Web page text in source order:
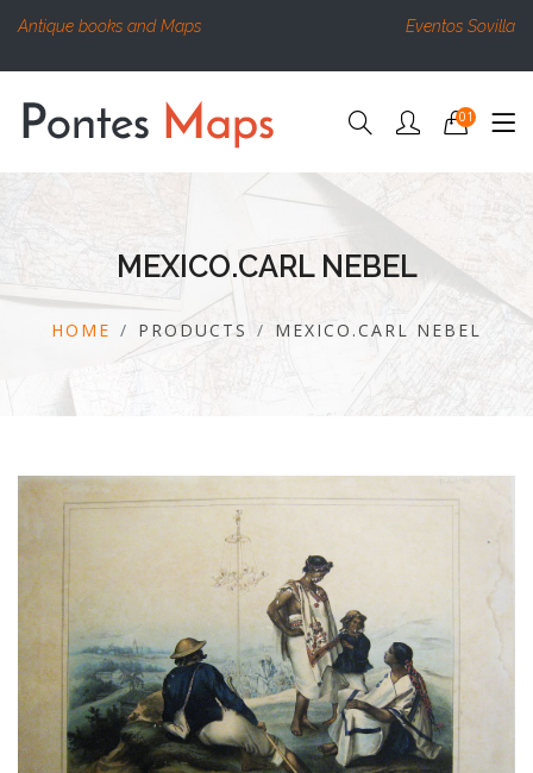
Antique books and Maps Eventos Sovilla
01
MEXICO.CARL NEBEL
HOME PRODUCTS MEXICO.CARL NEBEL